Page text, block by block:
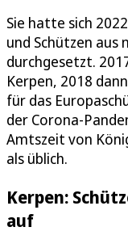
Sie hatte sich
und Schützen aus
durchgesetzt.
Kerpen, 2018
für das
der Corona-
Amtszeit von
als üblich.
Kerpen:
auf